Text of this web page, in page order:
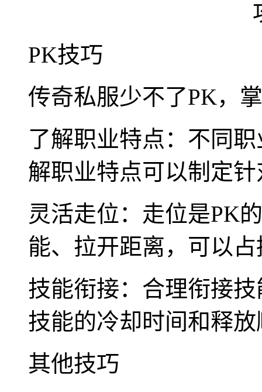
PK技巧
传奇私服少不了PK，
了解职业特点：不同
解职业特点可以制定
灵活走位：走位是PK
能、拉开距离，可以
技能衔接：合理衔接
技能的冷却时间和释
其他技巧